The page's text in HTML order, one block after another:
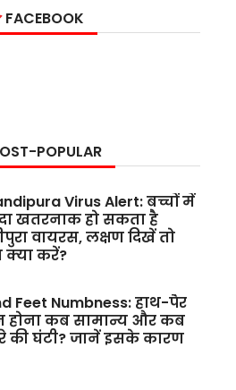
FACEBOOK
POPULAR
Virus Alert: बच्चों में
खतरनाक हो सकता है
वायरस, लक्षण दिखें तो
क्या करें?
Feet Numbness: हाथ-पैर
होना कब सामान्य और कब
की घंटी? जानें इसके कारण